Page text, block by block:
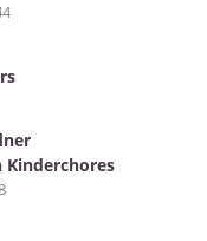
Kinderchores